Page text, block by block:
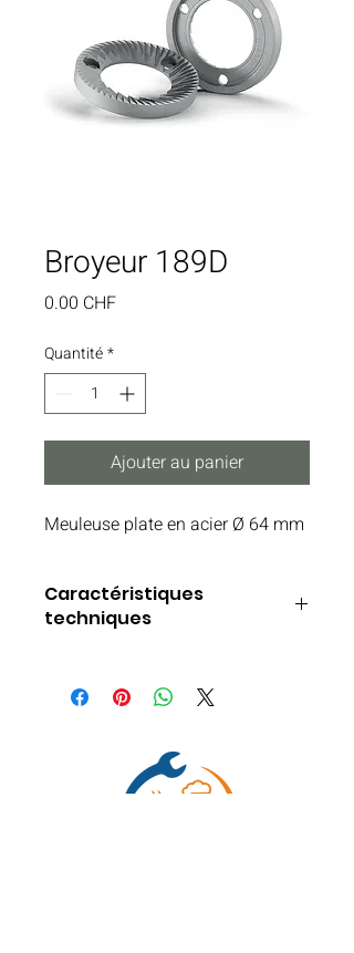
Broyeur 189D
0.00 CHFPrix
Quantité*
Ajouter au panier
Meuleuse plate en acier Ø 64 mm
Caractéristiques
techniques
Appareil : Mini A électronique | Mini B
électronique | Mini Filter
Matériau des meules : Acier
Acier trempé : Oui